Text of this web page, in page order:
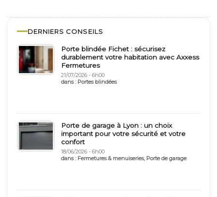
DERNIERS CONSEILS
Porte blindée Fichet : sécurisez
durablement votre habitation avec Axxess
Fermetures
21/07/2026 - 6h00
dans : Portes blindées
Porte de garage à Lyon : un choix
important pour votre sécurité et votre
confort
18/06/2026 - 6h00
dans : Fermetures & menuiseries, Porte de garage